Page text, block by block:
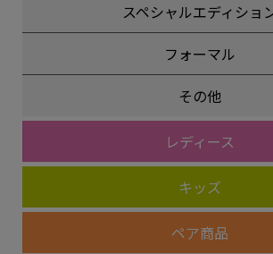
スペシャルエディショ
フォーマル
その他
レディース
キッズ
ペア商品